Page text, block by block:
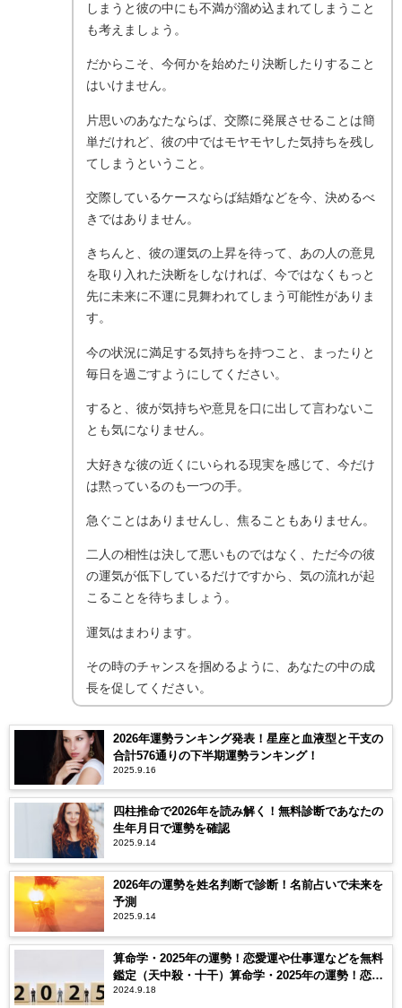
しまうと彼の中にも不満が溜め込まれてしまうこと
も考えましょう。
だからこそ、今何かを始めたり決断したりすること
はいけません。
片思いのあなたならば、交際に発展させることは簡
単だけれど、彼の中ではモヤモヤした気持ちを残し
てしまうということ。
交際しているケースならば結婚などを今、決めるべ
きではありません。
きちんと、彼の運気の上昇を待って、あの人の意見
を取り入れた決断をしなければ、今ではなくもっと
先に未来に不運に見舞われてしまう可能性がありま
す。
今の状況に満足する気持ちを持つこと、まったりと
毎日を過ごすようにしてください。
すると、彼が気持ちや意見を口に出して言わないこ
とも気になりません。
大好きな彼の近くにいられる現実を感じて、今だけ
は黙っているのも一つの手。
急ぐことはありませんし、焦ることもありません。
二人の相性は決して悪いものではなく、ただ今の彼
の運気が低下しているだけですから、気の流れが起
こることを待ちましょう。
運気はまわります。
その時のチャンスを掴めるように、あなたの中の成
長を促してください。
2026年運勢ランキング発表！星座と血液型と干支の
合計576通りの下半期運勢ランキング！
2025.9.16
四柱推命で2026年を読み解く！無料診断であなたの
生年月日で運勢を確認
2025.9.14
2026年の運勢を姓名判断で診断！名前占いで未来を
予測
2025.9.14
算命学・2025年の運勢！恋愛運や仕事運などを無料
鑑定（天中殺・十干）算命学・2025年の運勢！恋愛
運や仕事運などを無料鑑定（天中殺・十干）
2024.9.18